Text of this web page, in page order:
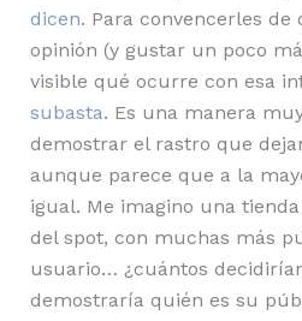
dicen. Para convencerles de
opinión (y gustar un poco
visible qué ocurre con esa
subasta. Es una manera
demostrar el rastro que
aunque parece que a la
igual. Me imagino una
del spot, con muchas más
usuario… ¿cuántos
demostraría quién es su